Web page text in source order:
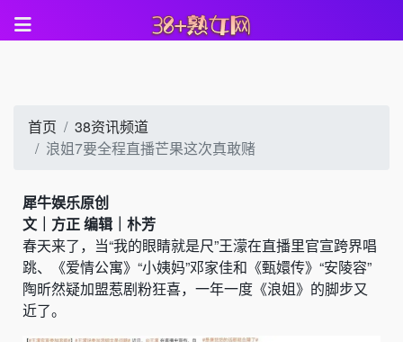
首页
38资讯频道
浪姐7要全程直播芒果这次真敢赌
犀牛娱乐原创
文｜方正 编辑｜朴芳
春天来了，当“我的眼睛就是尺”王濛在直播里官宣跨界唱
跳、《爱情公寓》“小姨妈”邓家佳和《甄嬛传》“安陵容”
陶昕然疑加盟惹剧粉狂喜，一年一度《浪姐》的脚步又
近了。